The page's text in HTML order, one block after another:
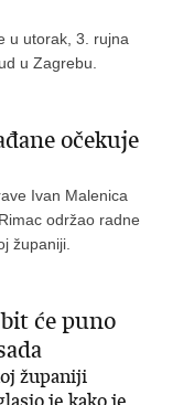
u utorak, 3. rujna
u Zagrebu.
očekuje
Ivan Malenica
održao radne
županiji.
će puno
županiji